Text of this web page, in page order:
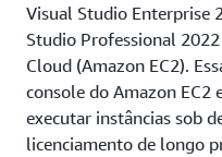
Visual Studio Enterprise
Studio Professional
Cloud (Amazon EC2).
console do Amazon EC2
executar instâncias sob
licenciamento de longo